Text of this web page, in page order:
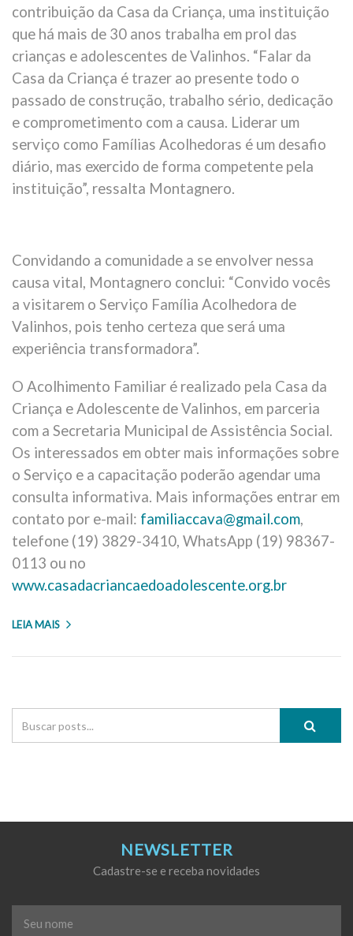
contribuição da Casa da Criança, uma instituição
que há mais de 30 anos trabalha em prol das
crianças e adolescentes de Valinhos. “Falar da
Casa da Criança é trazer ao presente todo o
passado de construção, trabalho sério, dedicação
e comprometimento com a causa. Liderar um
serviço como Famílias Acolhedoras é um desafio
diário, mas exercido de forma competente pela
instituição”, ressalta Montagnero.
Convidando a comunidade a se envolver nessa
causa vital, Montagnero conclui: “Convido vocês
a visitarem o Serviço Família Acolhedora de
Valinhos, pois tenho certeza que será uma
experiência transformadora”.
O Acolhimento Familiar é realizado pela Casa da
Criança e Adolescente de Valinhos, em parceria
com a Secretaria Municipal de Assistência Social.
Os interessados em obter mais informações sobre
o Serviço e a capacitação poderão agendar uma
consulta informativa. Mais informações entrar em
contato por e-mail: familiaccava@gmail.com,
telefone (19) 3829-3410, WhatsApp (19) 98367-
0113 ou no
www.casadacriancaedoadolescente.org.br
LEIA MAIS
NEWSLETTER
Cadastre-se e receba novidades
Seu
nome